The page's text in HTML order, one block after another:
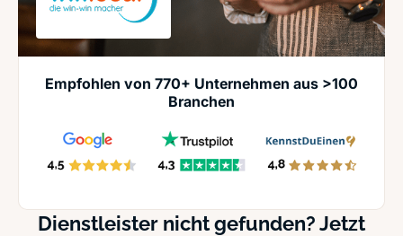
Empfohlen von 770+ Unternehmen aus >100
Branchen
Dienstleister nicht gefunden? Jetzt